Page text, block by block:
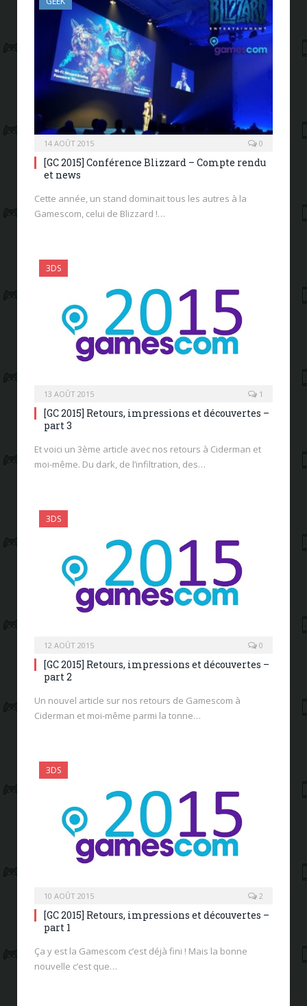
14 AOÛT 2015 0
[GC 2015] Conférence Blizzard – Compte rendu
et news
Cette année, un stand dominait tous les autres à la
Gamescom, celui de Blizzard !…
3DS
13 AOÛT 2015 1
[GC 2015] Retours, impressions et découvertes –
part 3
Et voici un 3ème article avec nos retours à Ciderman et
moi-même. Du dark, de l’infiltration, des…
3DS
12 AOÛT 2015 0
[GC 2015] Retours, impressions et découvertes –
part 2
Un nouvel article sur nos retours de Gamescom à
Ciderman et moi-même parmi la tonne…
3DS
10 AOÛT 2015 2
[GC 2015] Retours, impressions et découvertes –
part 1
Ça y est la Gamescom c’est déjà fini ! Mais la bonne
nouvelle c’est que…